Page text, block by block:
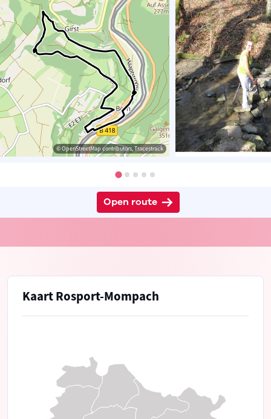
© OpenStreetMap contributors, Tracestrack
Open route
Kaart Rosport-Mompach